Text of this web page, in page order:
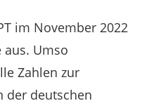
im November 2022
aus. Umso
Zahlen zur
der deutschen